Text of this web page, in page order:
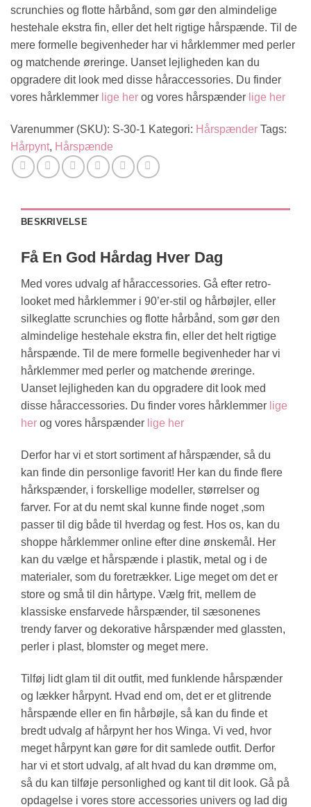
scrunchies og flotte hårbånd, som gør den almindelige
hestehale ekstra fin, eller det helt rigtige hårspænde. Til de
mere formelle begivenheder har vi hårklemmer med perler
og matchende øreringe. Uanset lejligheden kan du
opgradere dit look med disse håraccessories. Du finder
vores hårklemmer lige her og vores hårspænder lige her
Varenummer (SKU): S-30-1 Kategori: Hårspænder Tags:
Hårpynt, Hårspænde
BESKRIVELSE
Få En God Hårdag Hver Dag
Med vores udvalg af håraccessories. Gå efter retro-
looket med hårklemmer i 90’er-stil og hårbøjler, eller
silkeglatte scrunchies og flotte hårbånd, som gør den
almindelige hestehale ekstra fin, eller det helt rigtige
hårspænde. Til de mere formelle begivenheder har vi
hårklemmer med perler og matchende øreringe.
Uanset lejligheden kan du opgradere dit look med
disse håraccessories. Du finder vores hårklemmer lige
her og vores hårspænder lige her
Derfor har vi et stort sortiment af hårspænder, så du
kan finde din personlige favorit! Her kan du finde flere
hårkspænder, i forskellige modeller, størrelser og
farver. For at du nemt skal kunne finde noget ,som
passer til dig både til hverdag og fest. Hos os, kan du
shoppe hårklemmer online efter dine ønskemål. Her
kan du vælge et hårspænde i plastik, metal og i de
materialer, som du foretrækker. Lige meget om det er
store og små til din hårtype. Vælg frit, mellem de
klassiske ensfarvede hårspænder, til sæsonenes
trendy farver og dekorative hårspænder med glassten,
perler i plast, blomster og meget mere.
Tilføj lidt glam til dit outfit, med funklende hårspænder
og lækker hårpynt. Hvad end om, det er et glitrende
hårspænde eller en fin hårbøjle, så kan du finde et
bredt udvalg af hårpynt her hos Winga. Vi ved, hvor
meget hårpynt kan gøre for dit samlede outfit. Derfor
har vi et stort udvalg, af alt hvad du kan drømme om,
så du kan tilføje personlighed og kant til dit look. Gå på
opdagelse i vores store accessories univers og lad dig